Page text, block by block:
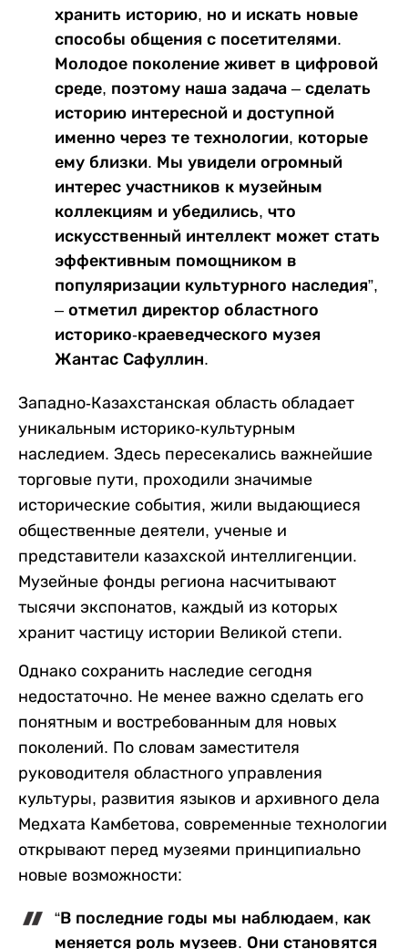
хранить историю, но и искать новые
способы общения с посетителями.
Молодое поколение живет в цифровой
среде, поэтому наша задача – сделать
историю интересной и доступной
именно через те технологии, которые
ему близки. Мы увидели огромный
интерес участников к музейным
коллекциям и убедились, что
искусственный интеллект может стать
эффективным помощником в
популяризации культурного наследия”,
– отметил директор областного
историко-краеведческого музея
Жантас Сафуллин.
Западно-Казахстанская область обладает
уникальным историко-культурным
наследием. Здесь пересекались важнейшие
торговые пути, проходили значимые
исторические события, жили выдающиеся
общественные деятели, ученые и
представители казахской интеллигенции.
Музейные фонды региона насчитывают
тысячи экспонатов, каждый из которых
хранит частицу истории Великой степи.
Однако сохранить наследие сегодня
недостаточно. Не менее важно сделать его
понятным и востребованным для новых
поколений. По словам заместителя
руководителя областного управления
культуры, развития языков и архивного дела
Медхата Камбетова, современные технологии
открывают перед музеями принципиально
новые возможности:
“В последние годы мы наблюдаем, как
меняется роль музеев. Они становятся